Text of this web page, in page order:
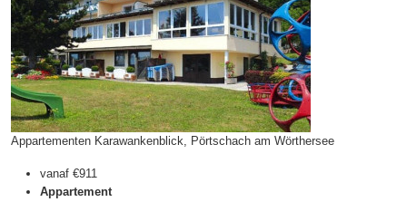
Appartementen Karawankenblick, Pörtschach am Wörthersee
vanaf €911
Appartement